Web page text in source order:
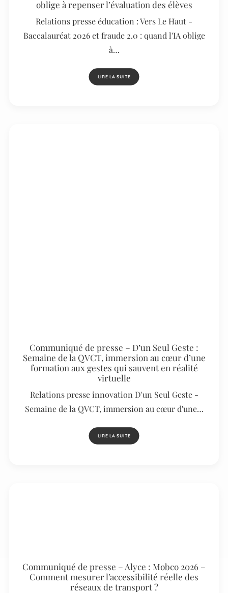
oblige à repenser l’évaluation des élèves
Relations presse éducation : Vers Le Haut -
Baccalauréat 2026 et fraude 2.0 : quand l'IA oblige
à…
LIRE LA SUITE
Communiqué de presse – D’un Seul Geste :
Semaine de la QVCT, immersion au cœur d’une
formation aux gestes qui sauvent en réalité
virtuelle
Relations presse innovation D'un Seul Geste -
Semaine de la QVCT, immersion au cœur d'une…
LIRE LA SUITE
Communiqué de presse – Alyce : Mobco 2026 –
Comment mesurer l’accessibilité réelle des
réseaux de transport ?